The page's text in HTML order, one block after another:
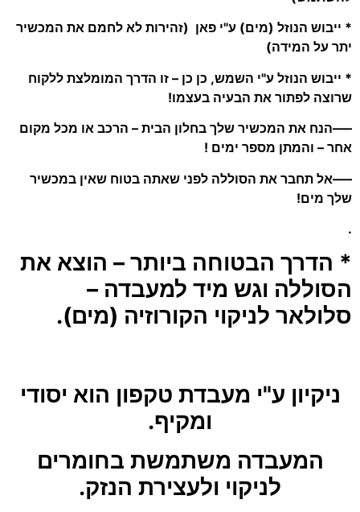
* ייבוש הנוזל (מים) ע"י פאן (זהירות לא לחמם את המכשיר
יתר על המידה)
* ייבוש הנוזל ע"י השמש, כן כן – זו הדרך המומלצת ללקוח
שרוצה לפתור את הבעיה בעצמו!
—–הנח את המכשיר שלך בחלון הבית – הרכב או מכל מקום
אחר – והמתן מספר ימים !
—–אל תחבר את הסוללה לפני שאתה בטוח שאין במכשיר
שלך מים!
.
* הדרך הבטוחה ביותר – הוצא את
הסוללה וגש מיד למעבדה –
סלולאר לניקוי הקורוזיה (מים).
ניקיון ע"י מעבדת טקפון הוא יסודי
ומקיף.
המעבדה משתמשת בחומרים
לניקוי ולעצירת הנזק.